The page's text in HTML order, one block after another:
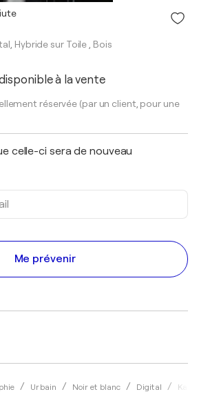
Urbain Noir et blanc Digital
Hybride sur Toile , Bois
à la vente
réservée (par un client, pour une
celle-ci sera de nouveau
Me prévenir